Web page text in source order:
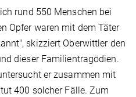
rund 550 Menschen bei
Opfer waren mit dem Täter
skizziert Oberwittler den
dieser Familientragödien.
er zusammen mit
400 solcher Fälle. Zum